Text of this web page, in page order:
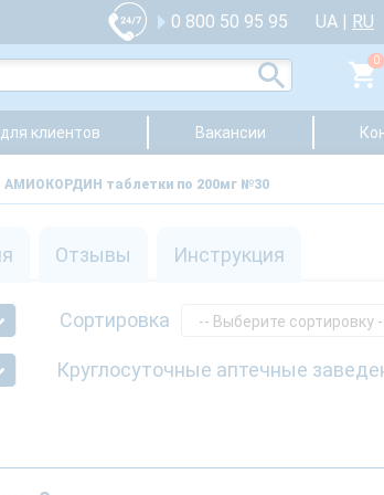
0 800 50 95 95 UA | RU
0
клиентов Вакансии
АМИОКОРДИН таблетки по 200мг №30
Отзывы Инструкция
Сортировка -- Выберите сортировку
Круглосуточные аптечные